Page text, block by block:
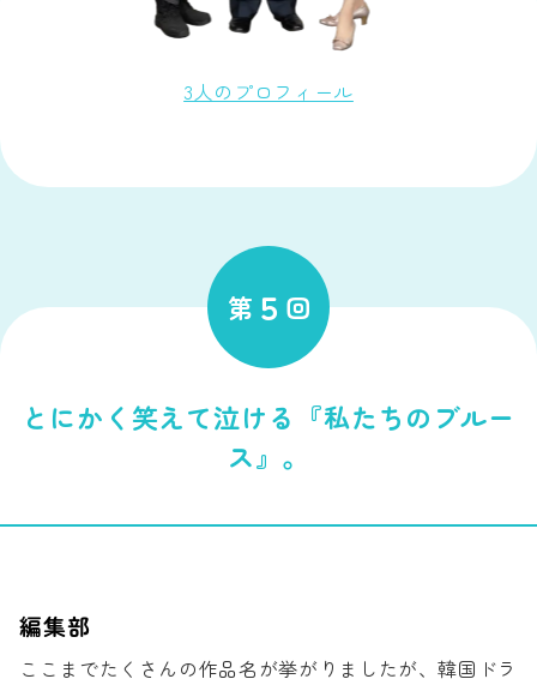
3人のプロフィール
第 ５ 回
とにかく笑えて泣ける『私たちのブルー
ス』。
編集部
ここまでたくさんの作品名が挙がりましたが、韓国ドラ